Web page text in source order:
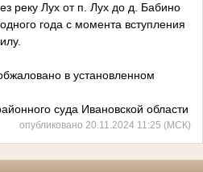
реку Лух от п. Лух до д. Бабино
года с момента вступления
в установленном
суда Ивановской области
опубликовано 20.11.2024 11:25 (МСК)